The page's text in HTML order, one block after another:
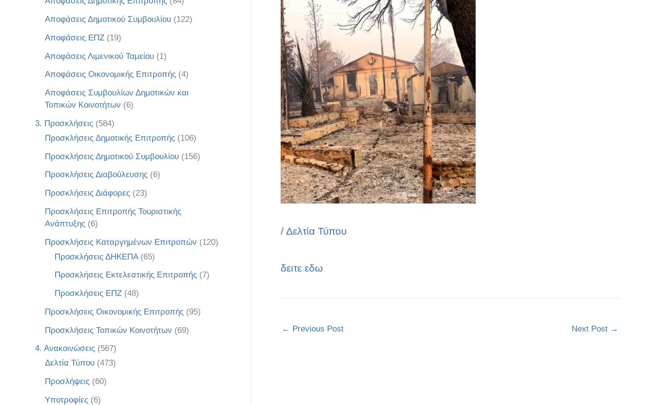
Αποφάσεις Δημοτικού Συμβουλίου (122)
Αποφάσεις ΕΠΖ (19)
Αποφάσεις Λιμενικού Ταμείου (1)
Αποφάσεις Οικονομικής Επιτροπής (4)
Αποφάσεις Συμβουλίων Δημοτικών και
Τοπικών Κοινοτήτων (6)
3. Προσκλήσεις (584)
Προσκλήσεις Δημοτικής Επιτροπής (106)
Προσκλήσεις Δημοτικού Συμβουλίου (156)
Προσκλήσεις Διαβούλευσης (6)
Προσκλήσεις Διάφορες (23)
Προσκλήσεις Επιτροπής Τουριστικής
Ανάπτυξης (6)
Προσκλήσεις Καταργημένων Επιτροπών (120)
Προσκλήσεις ΔΗΚΕΠΑ(65)
Προσκλήσεις Εκτελεστικής Επιτροπής (7)
Προσκλήσεις ΕΠΖ (48)
Προσκλήσεις Οικονομικής Επιτροπής (95)
Προσκλήσεις Τοπικών Κοινοτήτων (69)
4. Ανακοινώσεις (567)
Δελτία Τύπου (473)
Προσλήψεις (60)
Υποτροφίες (6)
/ Δελτία Τύπου
δειτε εδω
← Previous Post Next Post →